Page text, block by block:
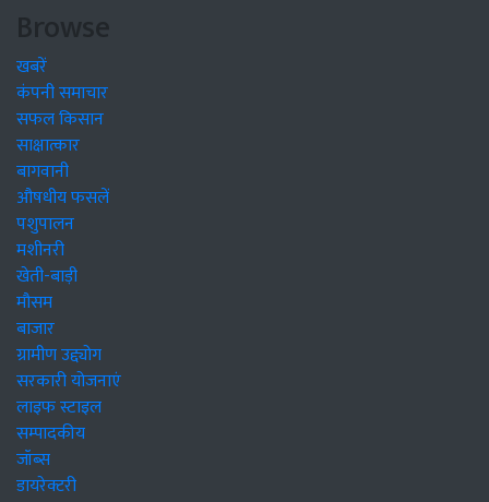
Browse
खबरें
कंपनी समाचार
सफल किसान
साक्षात्कार
बागवानी
औषधीय फसलें
पशुपालन
मशीनरी
खेती-बाड़ी
मौसम
बाजार
ग्रामीण उद्द्योग
सरकारी योजनाएं
लाइफ स्टाइल
सम्पादकीय
जॉब्स
डायरेक्टरी